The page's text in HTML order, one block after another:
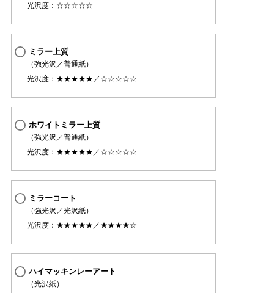
光沢度：☆☆☆☆☆
ミラー上質
（強光沢／普通紙）
光沢度：★★★★★／☆☆☆☆☆
ホワイトミラー上質
（強光沢／普通紙）
光沢度：★★★★★／☆☆☆☆☆
ミラーコート
（強光沢／光沢紙）
光沢度：★★★★★／★★★★☆
ハイマッキンレーアート
（光沢紙）